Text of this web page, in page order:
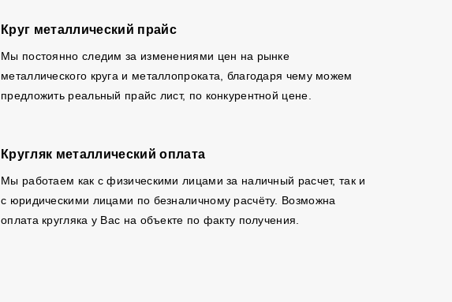
Круг металлический прайс
Мы постоянно следим за изменениями цен на рынке
металлического круга и металлопроката, благодаря чему можем
предложить реальный прайс лист, по конкурентной цене.
Кругляк металлический оплата
Мы работаем как с физическими лицами за наличный расчет, так и
с юридическими лицами по безналичному расчёту. Возможна
оплата кругляка у Вас на объекте по факту получения.